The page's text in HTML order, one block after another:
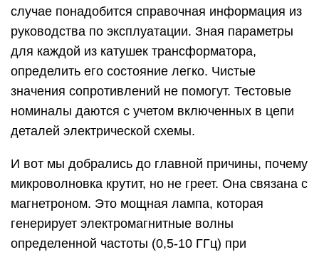
случае понадобится справочная информация из
руководства по эксплуатации. Зная параметры
для каждой из катушек трансформатора,
определить его состояние легко. Чистые
значения сопротивлений не помогут. Тестовые
номиналы даются с учетом включенных в цепи
деталей электрической схемы.
И вот мы добрались до главной причины, почему
микроволновка крутит, но не греет. Она связана с
магнетроном. Это мощная лампа, которая
генерирует электромагнитные волны
определенной частоты (0,5-10 ГГц) при